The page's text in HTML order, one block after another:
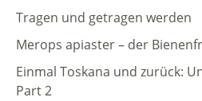
Tragen und getragen werden
Merops apiaster – der
Einmal Toskana und zurück:
Part 2